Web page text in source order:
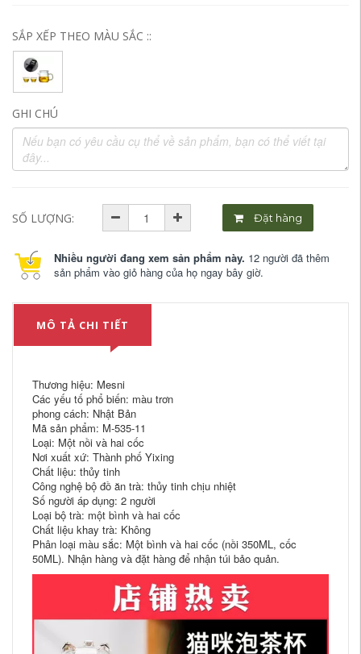
SẮP XẾP THEO MÀU SẮC ::
GHI CHÚ
SỐ LƯỢNG: Đặt hàng
Nhiều người đang xem sản phẩm này. 12 người đã thêm
sản phẩm vào giỏ hàng của họ ngay bây giờ.
MÔ TẢ CHI TIẾT
Thương hiệu: Mesni
Các yếu tố phổ biến: màu trơn
phong cách: Nhật Bản
Mã sản phẩm: M-535-11
Loại: Một nồi và hai cốc
Nơi xuất xứ: Thành phố Yixing
Chất liệu: thủy tinh
Công nghệ bộ đồ ăn trà: thủy tinh chịu nhiệt
Số người áp dụng: 2 người
Loại bộ trà: một bình và hai cốc
Chất liệu khay trà: Không
Phân loại màu sắc: Một bình và hai cốc (nồi 350ML, cốc
50ML). Nhận hàng và đặt hàng để nhận túi bảo quản.